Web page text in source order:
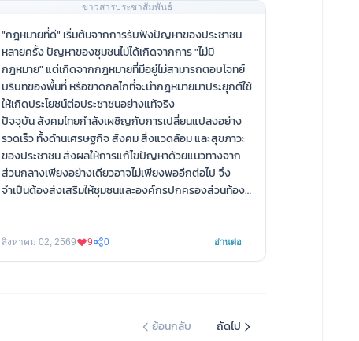
ข่าวสารประชาสัมพันธ์
"กฎหมายที่ดี" เริ่มต้นจากการรับฟังปัญหาของประชาชน
หลายครั้ง ปัญหาของชุมชนไม่ได้เกิดจากการ "ไม่มี
กฎหมาย" แต่เกิดจากกฎหมายที่มีอยู่ไม่สามารถตอบโจทย์
บริบทของพื้นที่ หรือขาดกลไกที่จะนำกฎหมายมาประยุกต์ใช้
ให้เกิดประโยชน์ต่อประชาชนอย่างแท้จริง
ปัจจุบัน สังคมไทยกำลังเผชิญกับการเปลี่ยนแปลงอย่าง
รวดเร็ว ทั้งด้านเศรษฐกิจ สังคม สิ่งแวดล้อม และสุขภาวะ
ของประชาชน ส่งผลให้การแก้ไขปัญหาด้วยแนวทางจาก
ส่วนกลางเพียงอย่างเดียวอาจไม่เพียงพออีกต่อไป จึง
จำเป็นต้องส่งเสริมให้ชุมชนและองค์กรปกครองส่วนท้อง
และการมีส่วนร่วมของประชาชน
ด้วยเหตุนี้ สำนักงานกองทุนสนับสนุนการสร้างเสริมสุข
สนับสนุนองค์กรปกครองส่วนท้องถิ่น ภาคประชาชน และ
สิงหาคม 02, 2569 9 0 อ่านต่อ →
ย้อนกลับ ถัดไป